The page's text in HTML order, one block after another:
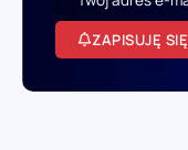
ZAPISUJĘ SIĘ